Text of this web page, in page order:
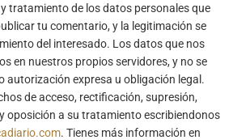
tratamiento de los datos personales que
tu comentario, y la legitimación se
del interesado. Los datos que nos
en nuestros propios servidores, y no se
autorización expresa u obligación legal.
de acceso, rectificación, supresión,
oposición a su tratamiento escribiendonos
. Tienes más información en